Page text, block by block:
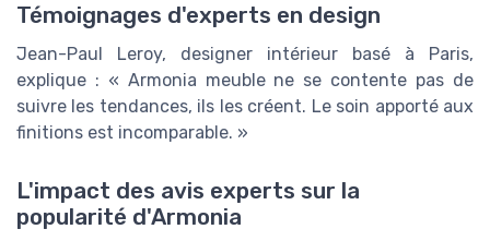
Témoignages d'experts en design
Jean-Paul Leroy, designer intérieur basé à Paris,
explique : « Armonia meuble ne se contente pas de
suivre les tendances, ils les créent. Le soin apporté aux
finitions est incomparable. »
L'impact des avis experts sur la
popularité d'Armonia